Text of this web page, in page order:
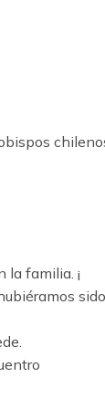
la familia. ¡
sido